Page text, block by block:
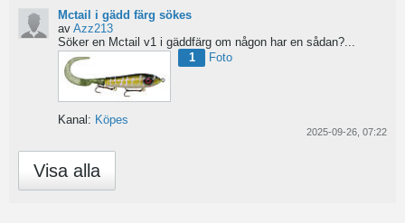
Mctail i gädd färg sökes
av Azz213
Söker en Mctail v1 i gäddfärg om någon har en sådan?...
1
Foto
Kanal: Köpes
2025-09-26, 07:22
Visa alla